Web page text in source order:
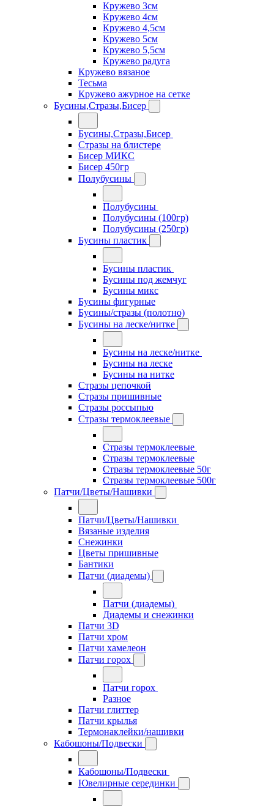
Кружево 3см
Кружево 4см
Кружево 4,5см
Кружево 5см
Кружево 5,5см
Кружево радуга
Кружево вязаное
Тесьма
Кружево ажурное на сетке
Бусины,Стразы,Бисер
Бусины,Стразы,Бисер
Стразы на блистере
Бисер МИКС
Бисер 450гр
Полубусины
Полубусины
Полубусины (100гр)
Полубусины (250гр)
Бусины пластик
Бусины пластик
Бусины под жемчуг
Бусины микс
Бусины фигурные
Бусины/стразы (полотно)
Бусины на леске/нитке
Бусины на леске/нитке
Бусины на леске
Бусины на нитке
Стразы цепочкой
Стразы пришивные
Стразы россыпью
Стразы термоклеевые
Стразы термоклеевые
Стразы термоклеевые
Стразы термоклеевые 50г
Стразы термоклеевые 500г
Патчи/Цветы/Нашивки
Патчи/Цветы/Нашивки
Вязаные изделия
Снежинки
Цветы пришивные
Бантики
Патчи (диадемы)
Патчи (диадемы)
Диадемы и снежинки
Патчи 3D
Патчи хром
Патчи хамелеон
Патчи горох
Патчи горох
Разное
Патчи глиттер
Патчи крылья
Термонаклейки/нашивки
Кабошоны/Подвески
Кабошоны/Подвески
Ювелирные серединки